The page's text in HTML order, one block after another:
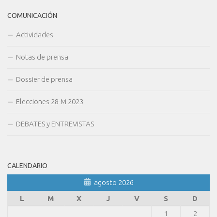
COMUNICACIÓN
Actividades
Notas de prensa
Dossier de prensa
Elecciones 28-M 2023
DEBATES y ENTREVISTAS
CALENDARIO
agosto 2026
L
M X J V S
D
1
2